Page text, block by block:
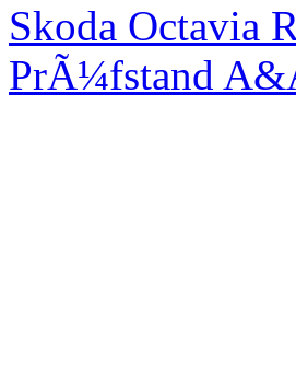
Skoda Octavia
PrÃ¼fstand